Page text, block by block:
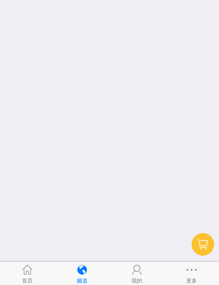
首页 频道 我的 更多